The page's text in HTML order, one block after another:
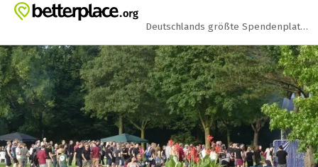
Zum Hauptinhalt springen
Erklärung zur Barrierefreiheit anzeigen
Deutschlands größte Spendenplattform